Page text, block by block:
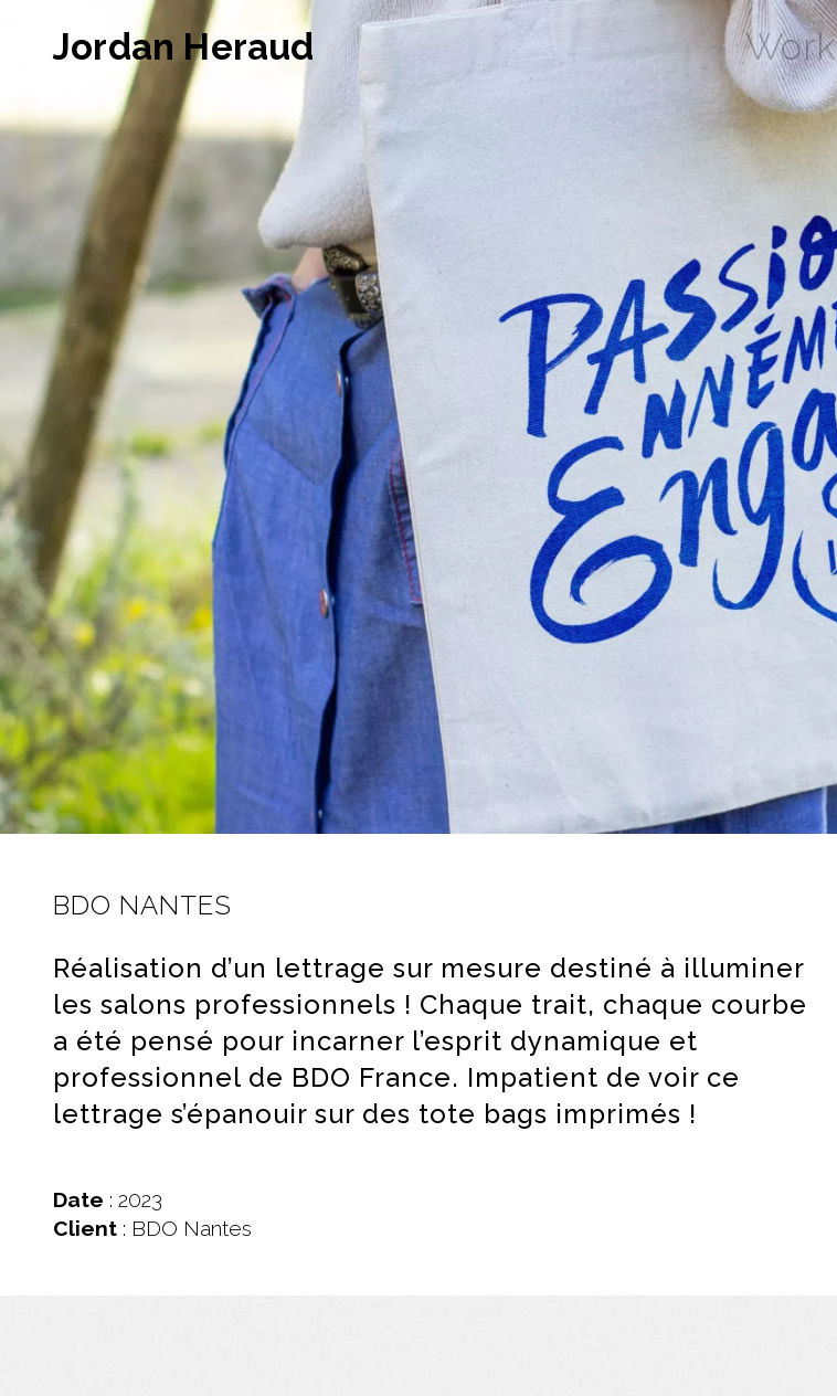
Jordan Heraud Work
BDO NANTES
Réalisation d’un lettrage sur mesure destiné à illuminer
les salons professionnels ! Chaque trait, chaque courbe
a été pensé pour incarner l’esprit dynamique et
professionnel de BDO France. Impatient de voir ce
lettrage s’épanouir sur des tote bags imprimés !
Date : 2023
Client : BDO Nantes